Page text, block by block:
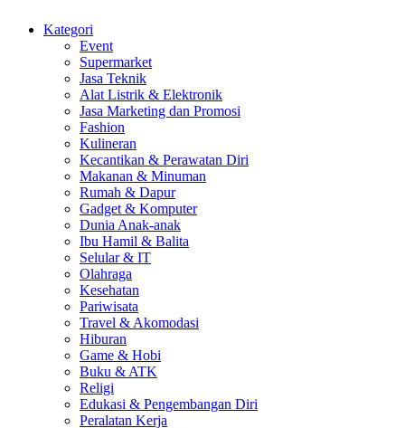
Kategori
Event
Supermarket
Jasa Teknik
Alat Listrik & Elektronik
Jasa Marketing dan Promosi
Fashion
Kulineran
Kecantikan & Perawatan Diri
Makanan & Minuman
Rumah & Dapur
Gadget & Komputer
Dunia Anak-anak
Ibu Hamil & Balita
Selular & IT
Olahraga
Kesehatan
Pariwisata
Travel & Akomodasi
Hiburan
Game & Hobi
Buku & ATK
Religi
Edukasi & Pengembangan Diri
Peralatan Kerja